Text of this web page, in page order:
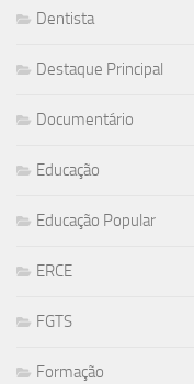
Dentista
Destaque Principal
Documentário
Educação
Educação Popular
ERCE
FGTS
Formação